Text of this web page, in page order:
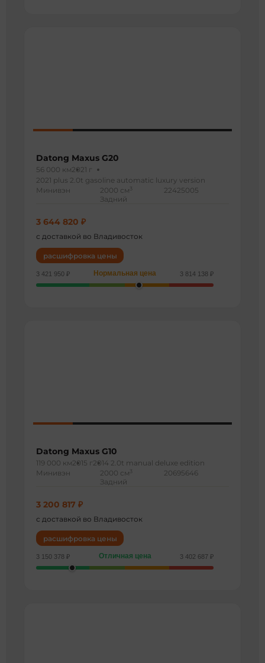
Datong Maxus G20
56 000 км2021 г
2021 plus 2.0t gasoline automatic luxury version
Минивэн
2000 см 3
Задний
22425005
3 644 820 ₽
с доставкой во Владивосток
расшифровка цены
3 421 950 ₽ Нормальная цена 3 814 138 ₽
Datong Maxus G10
119 000 км2015 г 2014 2.0t manual deluxe edition
Минивэн
2000 см 3
Задний
20695646
3 200 817 ₽
с доставкой во Владивосток
расшифровка цены
3 150 378 ₽ Отличная цена 3 402 687 ₽